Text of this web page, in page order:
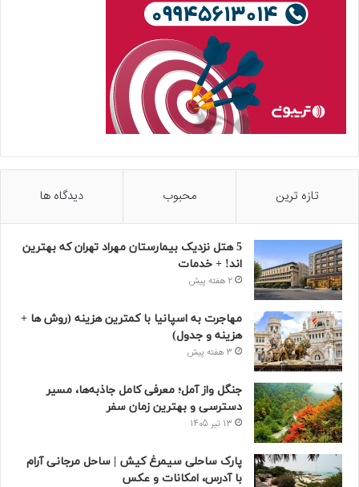
تازه ترین محبوب دیدگاه ها
5 هتل نزدیک بیمارستان مهراد تهران که بهترین‌
اند! + خدمات
2 هفته پیش
مهاجرت به اسپانیا با کمترین هزینه (روش ها +
هزینه و جدول)
3 هفته پیش
جنگل واز آمل؛ معرفی کامل جاذبه‌ها، مسیر
دسترسی و بهترین زمان سفر
13 تیر 1405
پارک ساحلی سیمرغ کیش | ساحل مرجانی آرام
با آدرس، امکانات و عکس